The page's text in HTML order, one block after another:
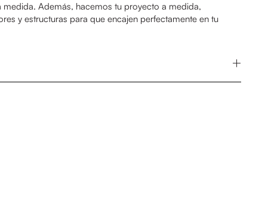
Además, hacemos tu proyecto a medida,
y estructuras para que encajen perfectamente en tu